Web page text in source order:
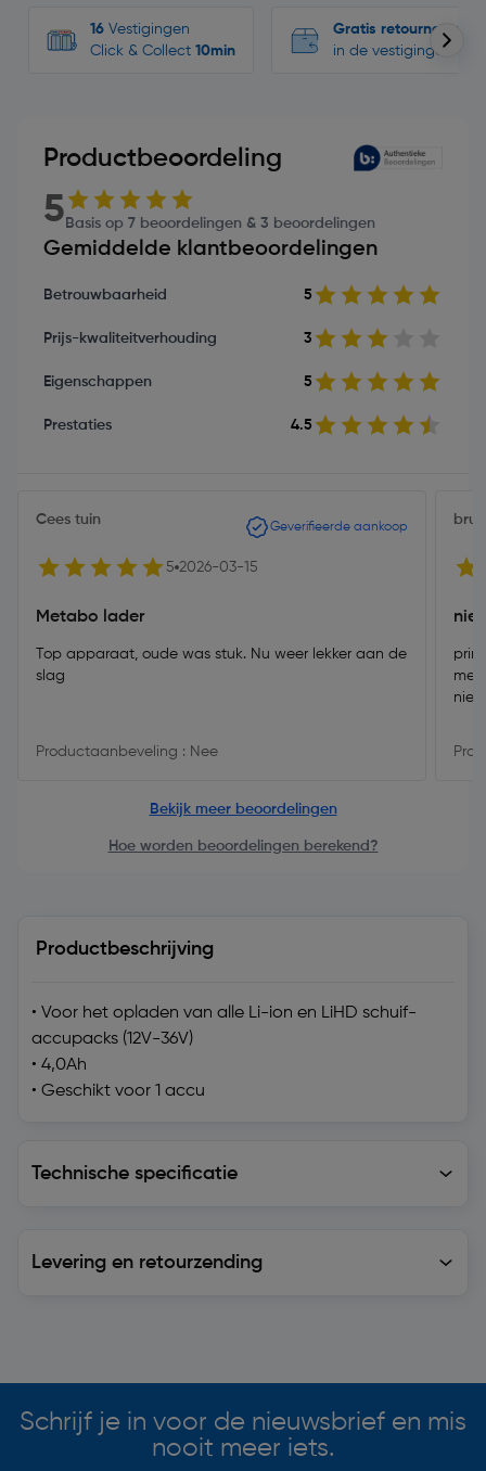
16 Vestigingen
Click & Collect 10min
Gratis retourneren
in de vestigingen
Productbeoordeling
5 Basis op 7 beoordelingen & 3 beoordelingen
Gemiddelde klantbeoordelingen
Betrouwbaarheid 5
Prijs-kwaliteitverhouding 3
Eigenschappen 5
Prestaties 4.5
Cees tuin Geverifieerde aankoop
5 2026-03-15
Metabo lader
Top apparaat, oude was stuk. Nu weer lekker aan de
slag
Productaanbeveling : Nee
niet
Bekijk meer beoordelingen
Hoe worden beoordelingen berekend?
Productbeschrijving
• Voor het opladen van alle Li-ion en LiHD schuif-
accupacks (12V-36V)
• 4,0Ah
• Geschikt voor 1 accu
Technische specificatie
Levering en retourzending
Schrijf je in voor de nieuwsbrief en mis
nooit meer iets.